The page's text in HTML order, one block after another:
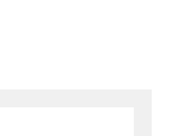
66
Wi-Fi
контроль